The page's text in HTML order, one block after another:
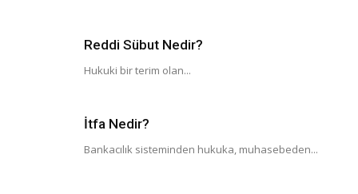
Reddi Sübut Nedir?
Hukuki bir terim olan...
İtfa Nedir?
Bankacılık sisteminden hukuka, muhasebeden...